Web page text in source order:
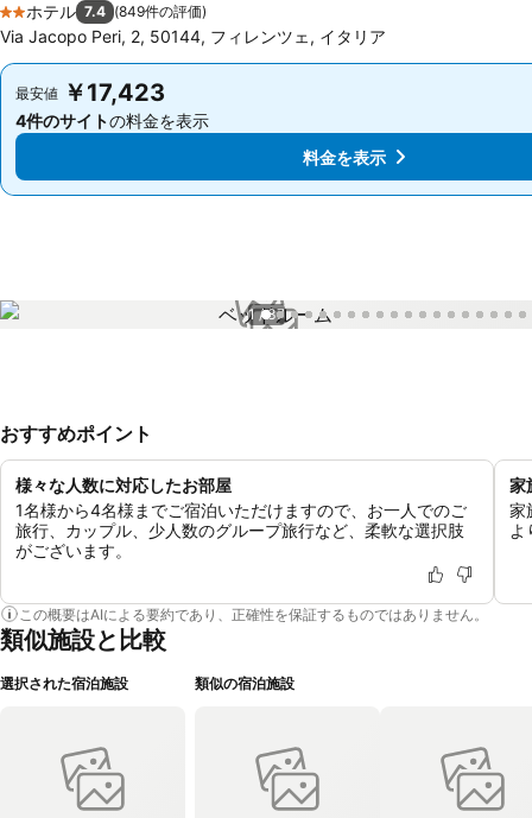
2 ホテルのランク
ホテル 7.4 (849件の評価)
Via Jacopo Peri, 2, 50144, フィレンツェ, イタリア
最安値 ￥17,423
4件のサイトの料金を表示
最安値 ￥17,423
4件のサイトの料金を表示
料金を表示
1 / 37
おすすめポイント
様々な人数に対応したお部屋
1名様から4名様までご宿泊いただけますので、お一人でのご
旅行、カップル、少人数のグループ旅行など、柔軟な選択肢
がございます。
家
家
よ
この概要はAIによる要約であり、正確性を保証するものではありません。
類似施設と比較
選択された宿泊施設 類似の宿泊施設